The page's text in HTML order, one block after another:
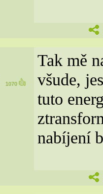
1070
Tak mě
všude,
tuto
nabíjení